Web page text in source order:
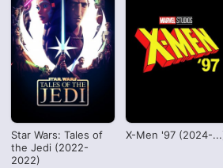
Star Wars: Tales of
the Jedi (2022-
2022)
X-Men '97 (2024-